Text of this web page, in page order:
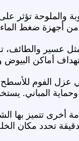
والملوحة تؤثر
من أجهزة ضغط
عسير والطائف،
أماكن البيوض
الفوم للأسطح
وحماية المباني.
تتميز بها
تحدد مكان